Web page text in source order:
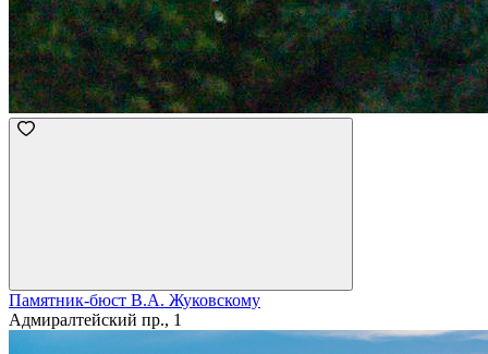
Памятник-бюст В.А. Жуковскому
Адмиралтейский пр., 1